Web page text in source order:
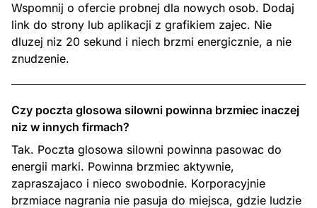
Wspomnij o ofercie probnej dla nowych osob. Dodaj
link do strony lub aplikacji z grafikiem zajec. Nie
dluzej niz 20 sekund i niech brzmi energicznie, a nie
znudzenie.
Czy poczta glosowa silowni powinna brzmiec inaczej
niz w innych firmach?
Tak. Poczta glosowa silowni powinna pasowac do
energii marki. Powinna brzmiec aktywnie,
zapraszajaco i nieco swobodnie. Korporacyjnie
brzmiace nagrania nie pasuja do miejsca, gdzie ludzie